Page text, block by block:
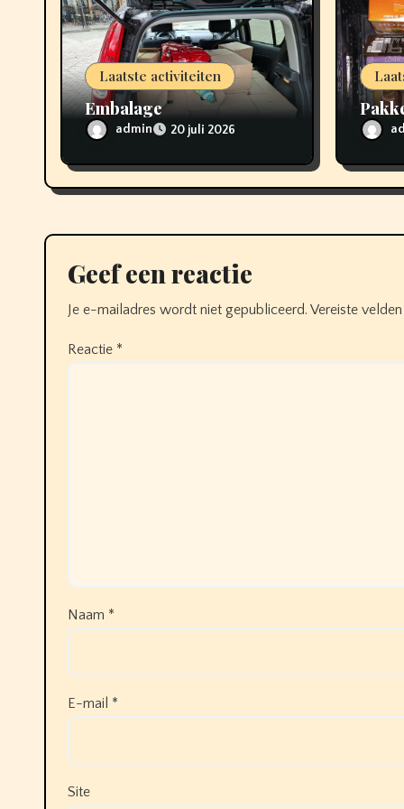
Laatste activiteiten
Embalage
admin 20 juli 2026
Geef een reactie
Je e-mailadres wordt niet gepubliceerd. Vereiste
Reactie *
Naam *
E-mail *
Site